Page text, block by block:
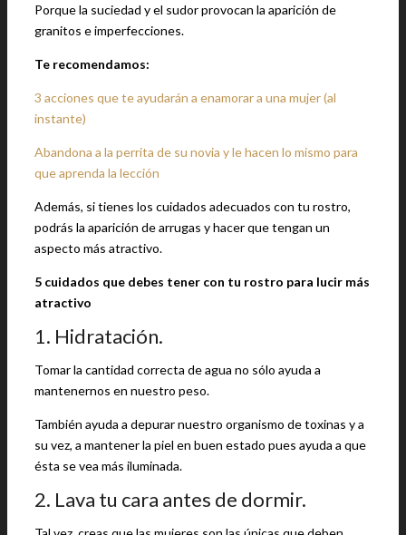
Porque la suciedad y el sudor provocan la aparición de
granitos e imperfecciones.
Te recomendamos:
3 acciones que te ayudarán a enamorar a una mujer (al
instante)
Abandona a la perrita de su novia y le hacen lo mismo para
que aprenda la lección
Además, si tienes los cuidados adecuados con tu rostro,
podrás la aparición de arrugas y hacer que tengan un
aspecto más atractivo.
5 cuidados que debes tener con tu rostro para lucir más
atractivo
1. Hidratación.
Tomar la cantidad correcta de agua no sólo ayuda a
mantenernos en nuestro peso.
También ayuda a depurar nuestro organismo de toxinas y a
su vez, a mantener la piel en buen estado pues ayuda a que
ésta se vea más iluminada.
2. Lava tu cara antes de dormir.